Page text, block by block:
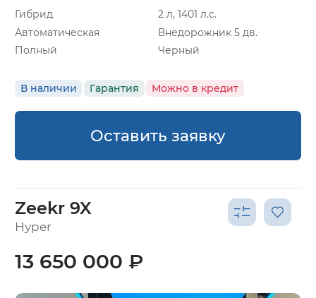
Гибрид
2 л, 1401 л.с.
Автоматическая
Внедорожник 5 дв.
Полный
Черный
В наличии Гарантия Можно в кредит
Оставить заявку
Zeekr 9X
Hyper
13 650 000 ₽